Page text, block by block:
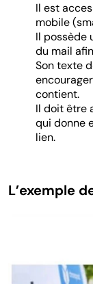
Il est
mobile
Il possède
du mail
Son texte
contient.
Il doit être
qui donne
lien.
L’exemple